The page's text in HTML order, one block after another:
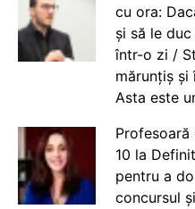
cu ora:
și să le
într-o zi /
mărunțiș și
Asta este
10 la
pentru a
concursul